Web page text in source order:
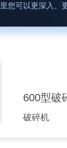
您可以更深入、
600型破
破碎机